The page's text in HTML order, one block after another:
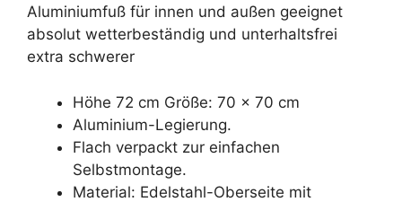
Aluminiumfuß für innen und außen geeignet
absolut wetterbeständig und unterhaltsfrei
extra schwerer
Höhe 72 cm Größe: 70 x 70 cm
Aluminium-Legierung.
Flach verpackt zur einfachen
Selbstmontage.
Material: Edelstahl-Oberseite mit